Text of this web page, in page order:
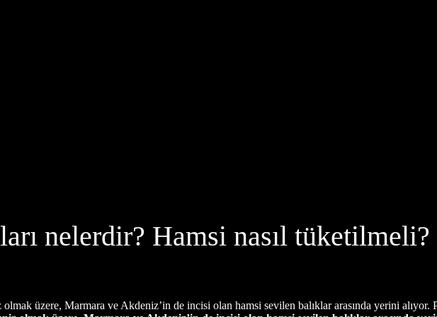
nelerdir? Hamsi nasıl tüketilmeli?
üzere, Marmara ve Akdeniz’in de incisi olan hamsi sevilen balıklar arasında yerini alıyor.